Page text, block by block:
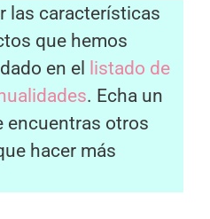
las características
que hemos
en el
listado de
. Echa un
encuentras otros
hacer más